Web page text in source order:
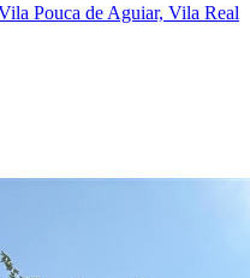
Pouca de Aguiar, Vila Real